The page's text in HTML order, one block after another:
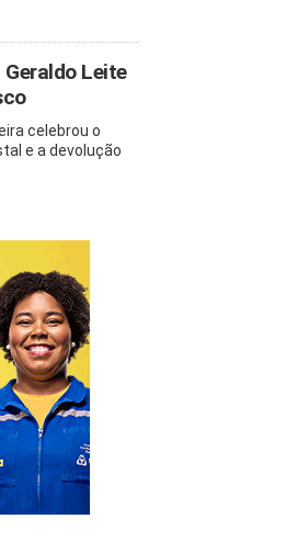
Geraldo Leite
celebrou o
e a devolução